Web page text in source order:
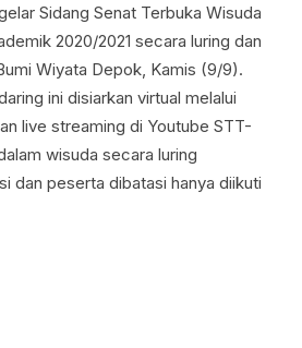
Sidang Senat Terbuka Wisuda
2020/2021 secara luring dan
Wiyata Depok, Kamis (9/9).
ini disiarkan virtual melalui
live streaming di Youtube STT-
wisuda secara luring
dan peserta dibatasi hanya diikuti